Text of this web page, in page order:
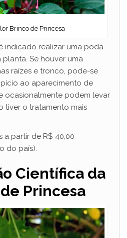
Brinco de Princesa
indicado realizar uma poda
Se houver uma
raízes e tronco, pode-se
ao aparecimento de
ocasionalmente podem levar
tiver o tratamento mais
a partir de R$ 40,00
do país).
Científica da
Princesa